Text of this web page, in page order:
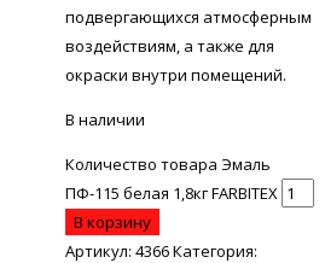
подвергающихся атмосферным
воздействиям, а также для
окраски внутри помещений.
В наличии
Количество товара Эмаль
ПФ-115 белая 1,8кг FARBITEX
В корзину
Артикул: 4366Категория: